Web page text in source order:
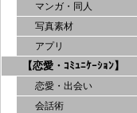
マンガ・同人
写真素材
アプリ
【恋愛・ｺﾐｭﾆｹｰｼｮﾝ】
恋愛・出会い
会話術